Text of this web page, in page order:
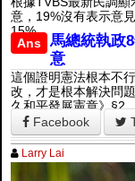
意，19%沒有表示意
15%。
Ans
馬總統執政
意
這個證明憲法根本不
改，才是根本解決問
久和平發展憲章》§2
Facebook
Larry Lai